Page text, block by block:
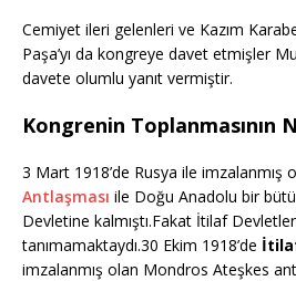
Cemiyet ileri gelenleri ve Kazım
Paşa’yı da kongreye davet etmişler
davete olumlu yanıt vermiştir.
Kongrenin Toplanmasının
3 Mart 1918’de Rusya ile imzalanmış
Antlaşması ile Doğu Anadolu bir
Devletine kalmıştı.Fakat İtilaf
tanımamaktaydı.30 Ekim 1918’de
imzalanmış olan Mondros Ateşkes